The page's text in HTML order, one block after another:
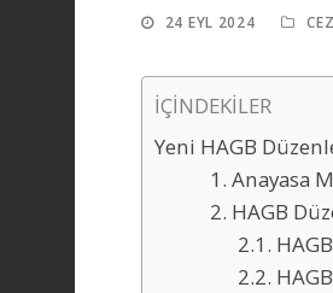
24 EYL 2024
İÇİNDEKİLER
Yeni HAGB
1. Anayasa
2. HAGB
2.1.
2.2.